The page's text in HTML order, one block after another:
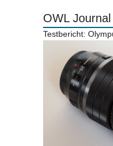
OWL
Testbericht: